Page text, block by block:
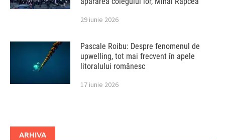
29 iunie 2026
Pascale Roibu: Despre fenomenul de
upwelling, tot mai frecvent în apele
litoralului românesc
17 iunie 2026
ARHIVA